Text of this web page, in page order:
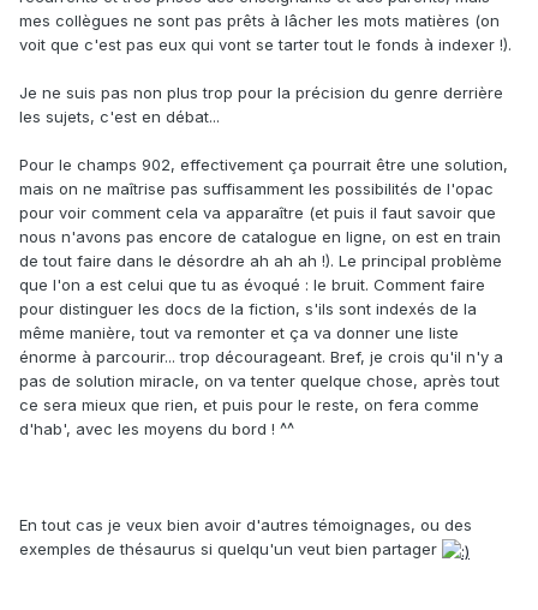
mes collègues ne sont pas prêts à lâcher les mots matières (on
voit que c'est pas eux qui vont se tarter tout le fonds à indexer !).
Je ne suis pas non plus trop pour la précision du genre derrière
les sujets, c'est en débat...
Pour le champs 902, effectivement ça pourrait être une solution,
mais on ne maîtrise pas suffisamment les possibilités de l'opac
pour voir comment cela va apparaître (et puis il faut savoir que
nous n'avons pas encore de catalogue en ligne, on est en train
de tout faire dans le désordre ah ah ah !). Le principal problème
que l'on a est celui que tu as évoqué : le bruit. Comment faire
pour distinguer les docs de la fiction, s'ils sont indexés de la
même manière, tout va remonter et ça va donner une liste
énorme à parcourir... trop décourageant. Bref, je crois qu'il n'y a
pas de solution miracle, on va tenter quelque chose, après tout
ce sera mieux que rien, et puis pour le reste, on fera comme
d'hab', avec les moyens du bord ! ^^
En tout cas je veux bien avoir d'autres témoignages, ou des
exemples de thésaurus si quelqu'un veut bien partager